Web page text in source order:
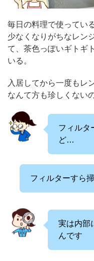
毎日の料理で使ってい
少なくなりがちなレン
て、茶色っぽいギトギ
いる。
入居してから一度もレ
なんて方も珍しくない
フィルタ
ど…
フィルターすら
実は内部
んです